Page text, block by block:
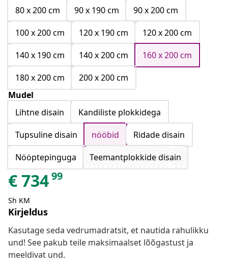
80 x 200 cm
90 x 190 cm
90 x 200 cm
100 x 200 cm
120 x 190 cm
120 x 200 cm
140 x 190 cm
140 x 200 cm
160 x 200 cm
180 x 200 cm
200 x 200 cm
Mudel
Lihtne disain
Kandiliste plokkidega
Tupsuline disain
nööbid
Ridade disain
Nööptepinguga
Teemantplokkide disain
€73499
Sh KM
Kirjeldus
Kasutage seda vedrumadratsit, et nautida rahulikku
und! See pakub teile maksimaalset lõõgastust ja
meeldivat und.